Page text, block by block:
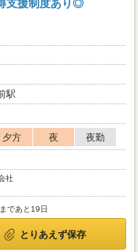
支援制度あり◎
駅
夕方 夜
夜勤
社
であと19日
とりあえず保存